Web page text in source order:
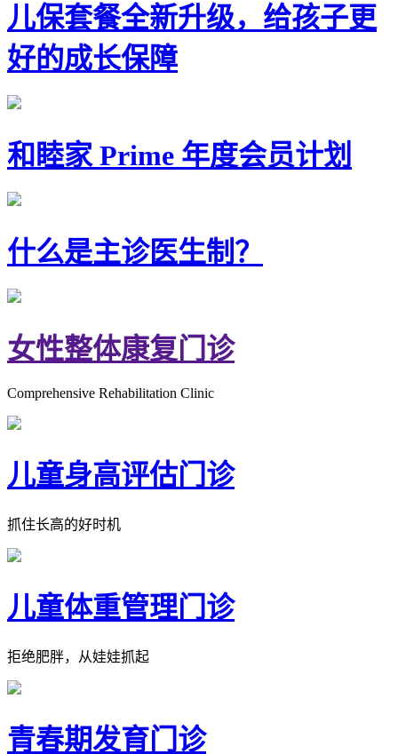
儿保套餐全新升级，给孩子更
好的成长保障
和睦家 Prime 年度会员计划
什么是主诊医生制？
女性整体康复门诊
Comprehensive Rehabilitation Clinic
儿童身高评估门诊
抓住长高的好时机
儿童体重管理门诊
拒绝肥胖，从娃娃抓起
青春期发育门诊